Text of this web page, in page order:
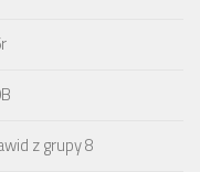
z grupy 8